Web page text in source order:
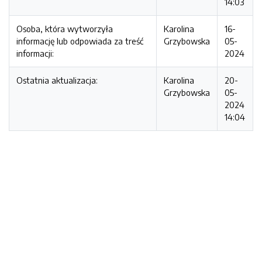
Osoba, która wytworzyła
informację lub odpowiada za treść
informacji:
Karolina
Grzybowska
16-
05-
2024
Ostatnia aktualizacja:
Karolina
Grzybowska
20-
05-
2024
14:04